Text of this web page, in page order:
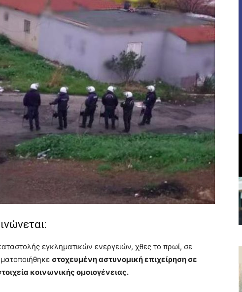
εγκληματικών ενεργειών, χθες το πρωί, σε
στοχευμένη αστυνομική επιχείρηση σε
κοινωνικής ομοιογένειας.